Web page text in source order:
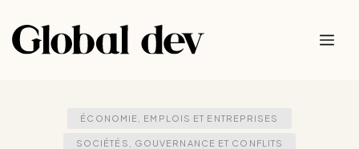
au
contenu
ÉCONOMIE, EMPLOIS ET ENTREPRISES
SOCIÉTÉS, GOUVERNANCE ET CONFLITS